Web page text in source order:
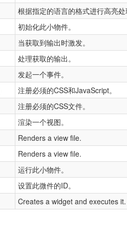
根据指定的语言的格式进行高亮处
初始化此小物件。
当获取到输出时激发。
处理获取的输出。
发起一个事件。
注册必须的CSS和JavaScript。
注册必须的CSS文件。
渲染一个视图。
Renders a view file.
Renders a view file.
运行此小物件。
设置此微件的ID。
Creates a widget and executes it.